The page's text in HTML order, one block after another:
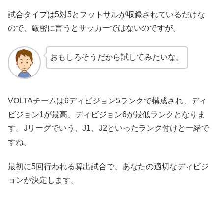
試合タイプは5対5とフットサルが収録されているだけな
ので、厳密に言うとサッカーではないのですが。
おもしろそうだから試してみたいな。
VOLTAチームは6ディビジョン5ランクで構成され、ディ
ビジョン1が最高、ディビジョン6が最低ランクとなりま
す。Jリーグでいう、J1、J2といったランク付けと一緒で
すね。
最初に5回行われる算出試合で、あなたの適切なディビジ
ョンが決定します。